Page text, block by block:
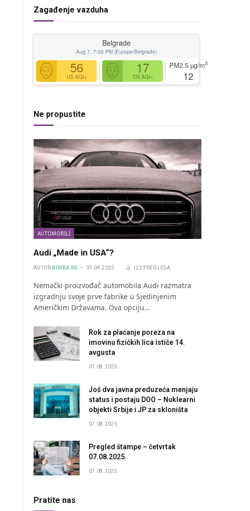
Zagađenje vazduha
Belgrade
Aug 7, 7:00 PM (Europe/Belgrade)
56
US AQI+
17
CN AQI+
PM2.5 µg/m3
12
Ne propustite
AUTOMOBILI
Audi „Made in USA“?
AUTOR BORBA.RS 07.08.2025. 122 PREGLEDA
Nemački proizvođač automobila Audi razmatra
izgradnju svoje prve fabrike u Sjedinjenim
Američkim Državama. Ova opciju…
Rok za plaćanje poreza na
imovinu fizičkih lica ističe 14.
avgusta
07.08.2025.
Još dva javna preduzeća menjaju
status i postaju DOO – Nuklearni
objekti Srbije i JP za skloništa
07.08.2025.
Pregled štampe – četvrtak
07.08.2025.
07.08.2025.
Pratite nas